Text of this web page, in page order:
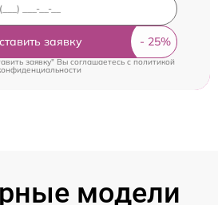
заявку
заявку" Вы соглашаетесь cполитикой
модели